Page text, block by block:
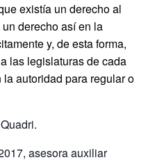
existía un derecho al
derecho así en la
y, de esta forma,
las legislaturas de cada
autoridad para regular o
asesora auxiliar